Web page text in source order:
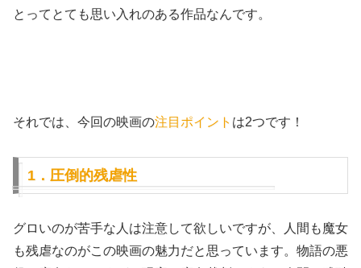
とってとても思い入れのある作品なんです。
それでは、今回の映画の注目ポイント は2つです！
1．圧倒的残虐性
グロいのが苦手な人は注意して欲しいですが、人間も魔女
も残虐なのがこの映画の魅力だと思っています。物語の悪